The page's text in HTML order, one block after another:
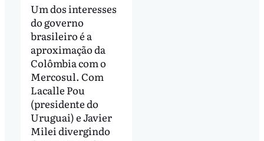
Um dos interesses
do governo
brasileiro é a
aproximação da
Colômbia com o
Mercosul. Com
Lacalle Pou
(presidente do
Uruguai) e Javier
Milei divergindo